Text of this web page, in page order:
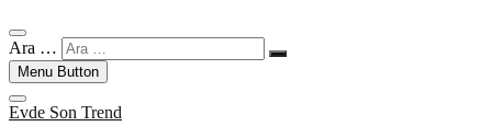
Ara …
Menu Button
Evde Son Trend